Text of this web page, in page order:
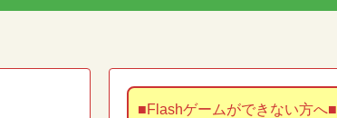
■Flashゲームができない方へ■